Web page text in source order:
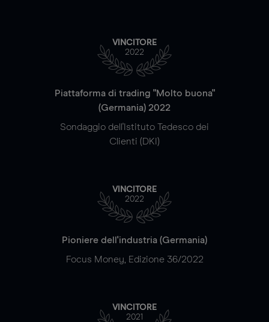
VINCITORE
2022
Piattaforma di trading "Molto buona"
(Germania) 2022
Sondaggio dell'Istituto Tedesco dei
Clienti (DKI)
VINCITORE
2022
Pioniere dell'industria (Germania)
Focus Money, Edizione 36/2022
VINCITORE
2021